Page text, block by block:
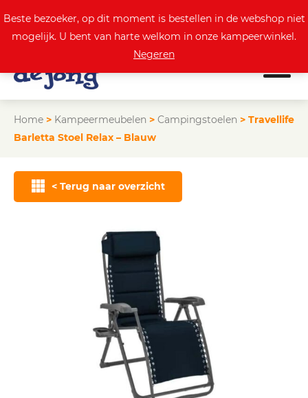
Actuele aanbod
Home > Kampeermeubelen > Campingstoelen > Travellife
Barletta Stoel Relax – Blauw
< Terug naar overzicht
Beste bezoeker, op dit moment is bestellen in de webshop niet
mogelijk. U bent van harte welkom in onze kampeerwinkel.
Negeren